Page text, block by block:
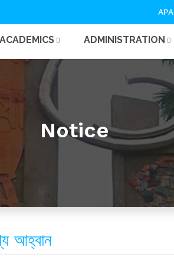
APA
ACADEMICS ADMINISTRATION
Notice
আহ্বান